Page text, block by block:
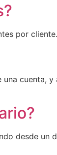
por cliente.
cuenta,
desde un